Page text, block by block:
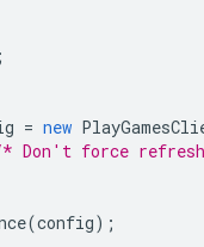
;
= new
Don't force
(config);